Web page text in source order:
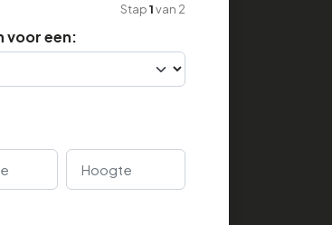
Stap1van 2
voor een:
Hoogte